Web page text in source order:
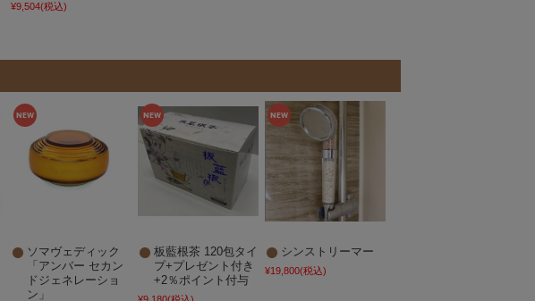
¥9,504(税込)
ソマヴェディック
「アンバー セカン
ドジェネレーショ
ン」
板藍根茶 120包タイ
プ+プレゼント付き
+2％ポイント付与
¥9,180(税込)
シンストリーマー
¥19,800(税込)